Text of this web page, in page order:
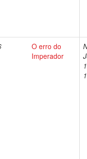
O erro do
Imperador